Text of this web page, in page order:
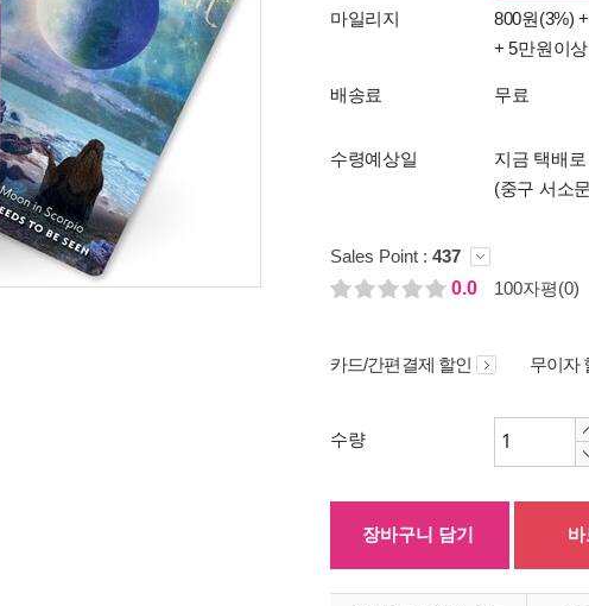
마일리지 800원(3%) +
+ 5만원이
배송료 무료
수령예상일
지금 택배
(중구 서소
Sales Point : 437
0.0
100자평(0)
카드/간편결제 할인 무이자
수량
장바구니 담기